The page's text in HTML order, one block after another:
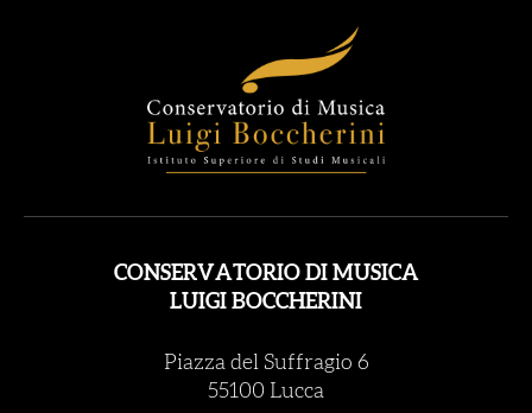
CONSERVATORIO DI MUSICA
LUIGI BOCCHERINI
Piazza del Suffragio 6
55100 Lucca